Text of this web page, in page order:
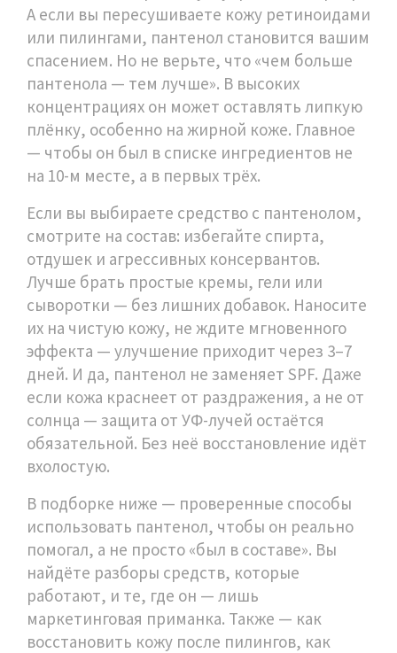
А если вы пересушиваете кожу ретиноидами
или пилингами, пантенол становится вашим
спасением. Но не верьте, что «чем больше
пантенола — тем лучше». В высоких
концентрациях он может оставлять липкую
плёнку, особенно на жирной коже. Главное
— чтобы он был в списке ингредиентов не
на 10-м месте, а в первых трёх.
Если вы выбираете средство с пантенолом,
смотрите на состав: избегайте спирта,
отдушек и агрессивных консервантов.
Лучше брать простые кремы, гели или
сыворотки — без лишних добавок. Наносите
их на чистую кожу, не ждите мгновенного
эффекта — улучшение приходит через 3–7
дней. И да, пантенол не заменяет SPF. Даже
если кожа краснеет от раздражения, а не от
солнца — защита от УФ-лучей остаётся
обязательной. Без неё восстановление идёт
вхолостую.
В подборке ниже — проверенные способы
использовать пантенол, чтобы он реально
помогал, а не просто «был в составе». Вы
найдёте разборы средств, которые
работают, и те, где он — лишь
маркетинговая приманка. Также — как
восстановить кожу после пилингов, как